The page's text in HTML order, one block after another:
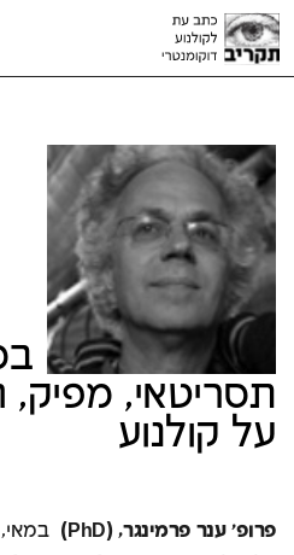
תסריטאי, מפיק,
על קולנוע
פרופ' ענר פרמינגר,(PhD)
במאי,